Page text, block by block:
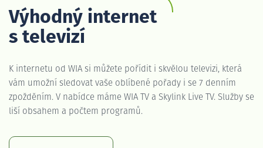
Výhodný internet
s televizí
K internetu od WIA si můžete pořídit i skvělou televizi, která
vám umožní sledovat vaše oblíbené pořady i se 7 denním
zpožděním. V nabídce máme WIA TV a Skylink Live TV. Služby se
liší obsahem a počtem programů.